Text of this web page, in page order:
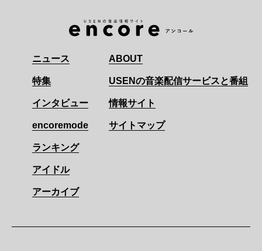
ニュース
特集
インタビュー
encoremode
ランキング
アイドル
アーカイブ
ABOUT
USENの音楽配信サービスと番組
情報サイト
サイトマップ